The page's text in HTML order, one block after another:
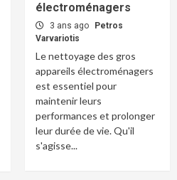
électroménagers
3 ans ago
Petros
Varvariotis
Le nettoyage des gros
appareils électroménagers
est essentiel pour
maintenir leurs
performances et prolonger
leur durée de vie. Qu'il
s'agisse...